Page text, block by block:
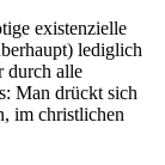
existenzielle
lediglich
durch alle
Man drückt sich
im christlichen